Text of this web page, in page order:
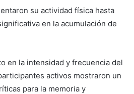
su actividad física hasta
en la acumulación de
en la intensidad y frecuencia del
activos mostraron un
para la memoria y